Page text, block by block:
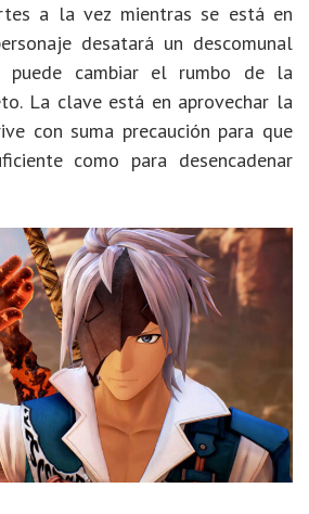
a la vez mientras se está en
desatará un descomunal
puede cambiar el rumbo de la
La clave está en aprovechar la
con suma precaución para que
como para desencadenar